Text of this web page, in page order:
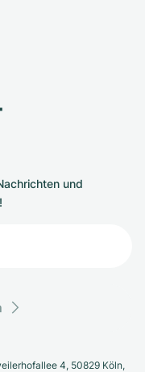
und
4, 50829 Köln,